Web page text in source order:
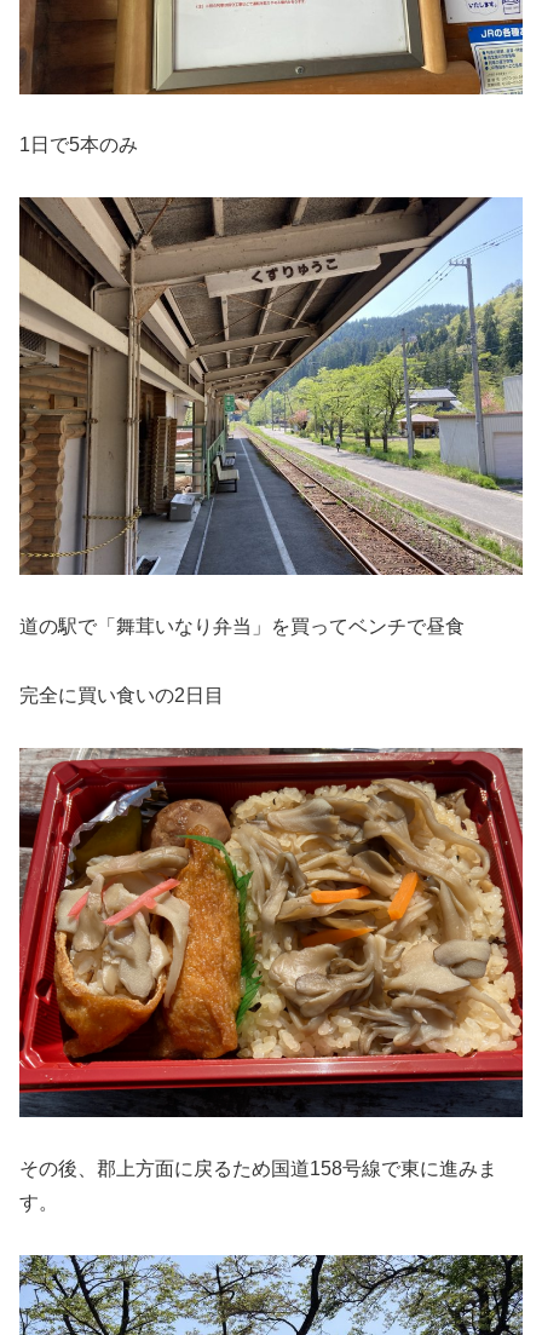
1日で5本のみ
道の駅で「舞茸いなり弁当」を買ってベンチで昼食
完全に買い食いの2日目
その後、郡上方面に戻るため国道158号線で東に進みま
す。